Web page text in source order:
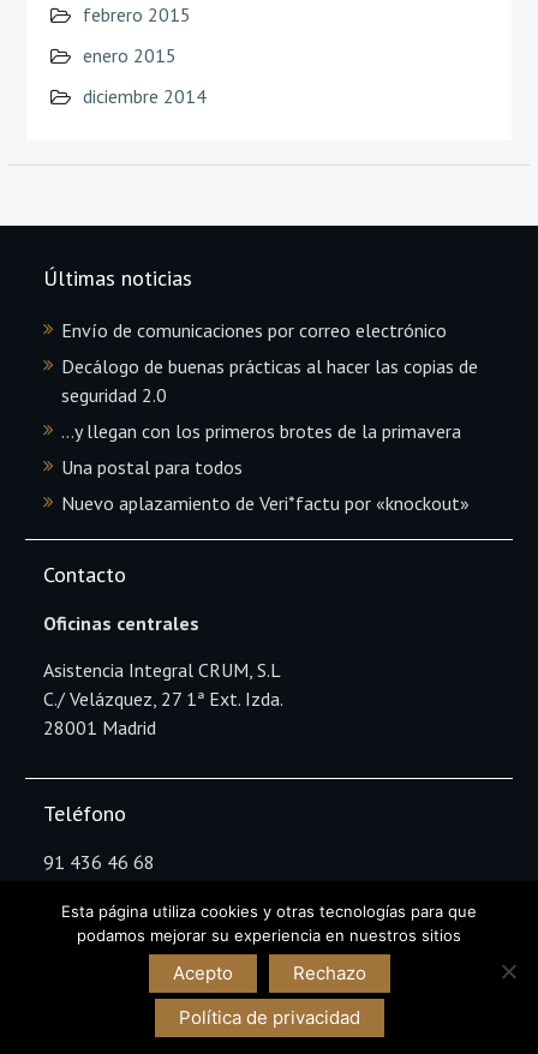
febrero 2015
enero 2015
diciembre 2014
Últimas noticias
Envío de comunicaciones por correo electrónico
Decálogo de buenas prácticas al hacer las copias de
seguridad 2.0
…y llegan con los primeros brotes de la primavera
Una postal para todos
Nuevo aplazamiento de Veri*factu por «knockout»
Contacto
Oficinas centrales
Asistencia Integral CRUM, S.L
C./ Velázquez, 27 1ª Ext. Izda.
28001 Madrid
Teléfono
91 436 46 68
Copyright Asistencia Integral CRUM © All rights
reserved.
InformaciónAviso Legal
Esta página utiliza cookies y otras tecnologías para que
podamos mejorar su experiencia en nuestros sitios
Acepto
Rechazo
Política de privacidad